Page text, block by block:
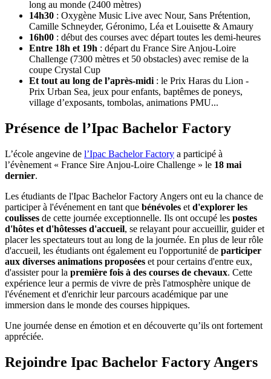
long au monde (2400 mètres)
14h30 : Oxygène Music Live avec Nour, Sans Prétention,
Camille Schneyder, Géronimo, Léa et Louisette & Amaury
16h00 : début des courses avec départ toutes les demi-heures
Entre 18h et 19h : départ du France Sire Anjou-Loire
Challenge (7300 mètres et 50 obstacles) avec remise de la
coupe Crystal Cup
Et tout au long de l’après-midi : le Prix Haras du Lion -
Prix Urban Sea, jeux pour enfants, baptêmes de poneys,
village d’exposants, tombolas, animations PMU...
Présence de l’Ipac Bachelor Factory
L’école angevine de l’Ipac Bachelor Factory a participé à
l’évènement « France Sire Anjou-Loire Challenge » le 18 mai
dernier.
Les étudiants de l'Ipac Bachelor Factory Angers ont eu la chance de
participer à l'événement en tant que bénévoles et d'explorer les
coulisses de cette journée exceptionnelle. Ils ont occupé les postes
d'hôtes et d'hôtesses d'accueil, se relayant pour accueillir, guider et
placer les spectateurs tout au long de la journée. En plus de leur rôle
d'accueil, les étudiants ont également eu l'opportunité de participer
aux diverses animations proposées et pour certains d'entre eux,
d'assister pour la première fois à des courses de chevaux. Cette
expérience leur a permis de vivre de près l'atmosphère unique de
l'événement et d'enrichir leur parcours académique par une
immersion dans le monde des courses hippiques.
Une journée dense en émotion et en découverte qu’ils ont fortement
appréciée.
Rejoindre Ipac Bachelor Factory Angers